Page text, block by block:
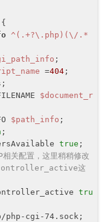
{
^(.+?\.php)(\/.*
;
=404;
$document_r
$path_info ;
;
true ;
关配置，这里稍稍修改
这
tru
php-cgi-74.sock;